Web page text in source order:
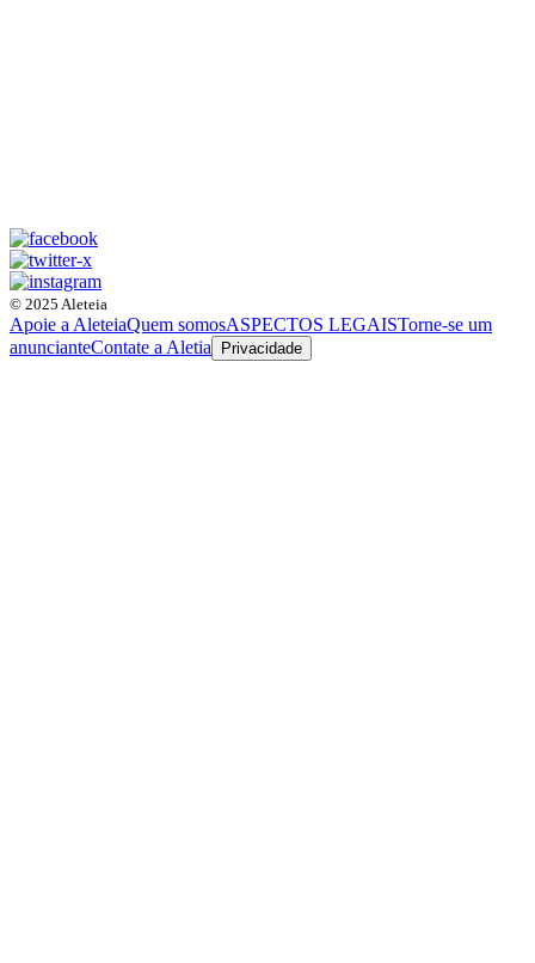
© 2025 Aleteia
Apoie a AleteiaQuem somosASPECTOS LEGAISTorne-se um
anuncianteContate a Aletia Privacidade